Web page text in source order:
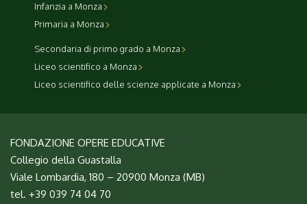
Infanzia a Monza
Primaria a Monza
Secondaria di primo grado a Monza
Liceo scientifico a Monza
Liceo scientifico delle scienze applicate a Monza
FONDAZIONE OPERE EDUCATIVE
Collegio della Guastalla
Viale Lombardia, 180 – 20900 Monza (MB)
tel. +39 039 74 04 70